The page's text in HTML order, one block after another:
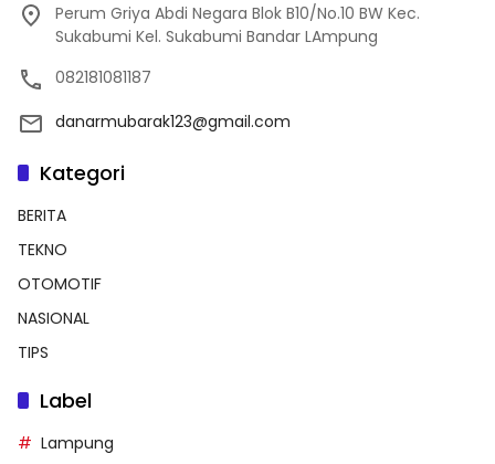
Perum Griya Abdi Negara Blok B10/No.10 BW Kec.
Sukabumi Kel. Sukabumi Bandar LAmpung
082181081187
danarmubarak123@gmail.com
Kategori
BERITA
TEKNO
OTOMOTIF
NASIONAL
TIPS
Label
Lampung